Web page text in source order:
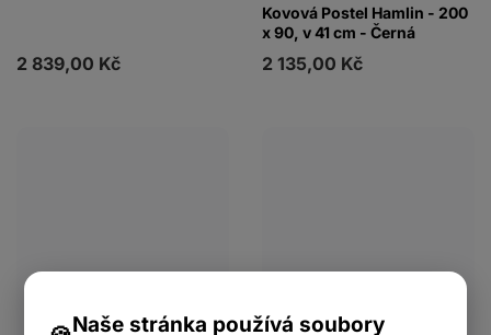
Naše stránka používá soubory
2 839,00 Kč
Kovová Postel Hamlin - 200
x 90, v 41 cm - Černá
2 135,00 Kč